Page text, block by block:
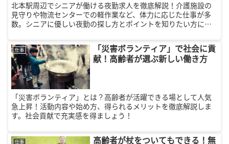
北本駅周辺でシニアが働ける夜勤求人を徹底解説！介護施設の
見守りや物流センターでの軽作業など、体力に応じた仕事が多
数。シニアに優しい夜勤の探し方とポイントを知りたい方にお
仕事
「災害ボランティア」で社会に貢
献！高齢者が選ぶ新しい働き方
「災害ボランティア」とは？高齢者が活躍できる場として人気
急上昇！活動内容や始め方、得られるメリットを徹底解説しま
す。社会貢献で充実感を得ましょう！
仕事
高齢者が杖をついてもできる！無